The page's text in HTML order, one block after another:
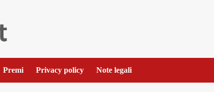
Premi Privacy policy Note legali